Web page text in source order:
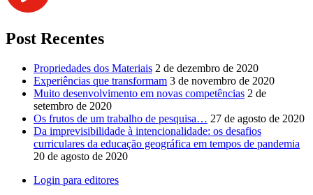
Post Recentes
Propriedades dos Materiais 2 de dezembro de 2020
Experiências que transformam 3 de novembro de 2020
Muito desenvolvimento em novas competências 2 de
setembro de 2020
Os frutos de um trabalho de pesquisa… 27 de agosto de 2020
Da imprevisibilidade à intencionalidade: os desafios
curriculares da educação geográfica em tempos de pandemia
20 de agosto de 2020
Login para editores